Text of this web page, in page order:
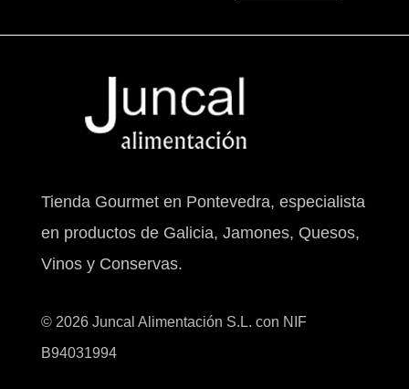
Tienda Gourmet en Pontevedra, especialista
en productos de Galicia, Jamones, Quesos,
Vinos y Conservas.
© 2026 Juncal Alimentación S.L. con NIF
B94031994